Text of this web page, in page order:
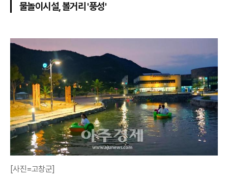
물놀이시설, 볼거리 '풍성'
[사진=고창군]